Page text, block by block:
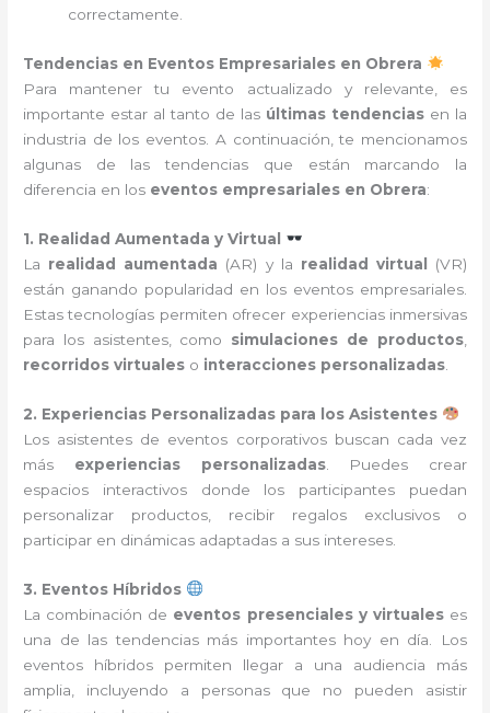
correctamente.
Tendencias en Eventos Empresariales en Obrera
Para mantener tu evento actualizado y relevante, es
importante estar al tanto de las últimas tendenciasen la
industria de los eventos. A continuación, te mencionamos
algunas de las tendencias que están marcando la
diferencia en los eventos empresariales en Obrera:
1. Realidad Aumentada y Virtual
La realidad aumentada (AR) y la realidad virtual
(VR)
están ganando popularidad en los eventos empresariales.
Estas tecnologías permiten ofrecer experiencias inmersivas
para los asistentes, como simulaciones de productos,
recorridos virtuales o interacciones personalizadas
2. Experiencias Personalizadas para los Asistentes
Los asistentes de eventos corporativos buscan cada vez
más experiencias personalizadas. Puedes crear
espacios interactivos donde los participantes puedan
personalizar productos, recibir regalos exclusivos o
participar en dinámicas adaptadas a sus intereses.
3. Eventos Híbridos
La combinación de eventos presenciales y virtualeses
una de las tendencias más importantes hoy en día. Los
eventos híbridos permiten llegar a una audiencia más
amplia, incluyendo a personas que no pueden asistir